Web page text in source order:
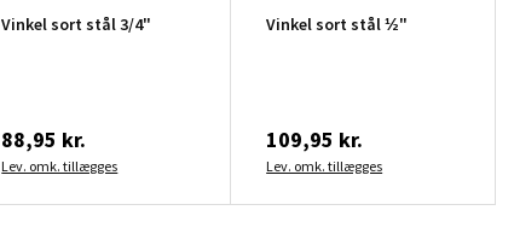
Vinkel sort stål 3/4"
88,95 kr.
Lev. omk. tillægges
Vinkel sort stål ½"
109,95 kr.
Lev. omk. tillægges